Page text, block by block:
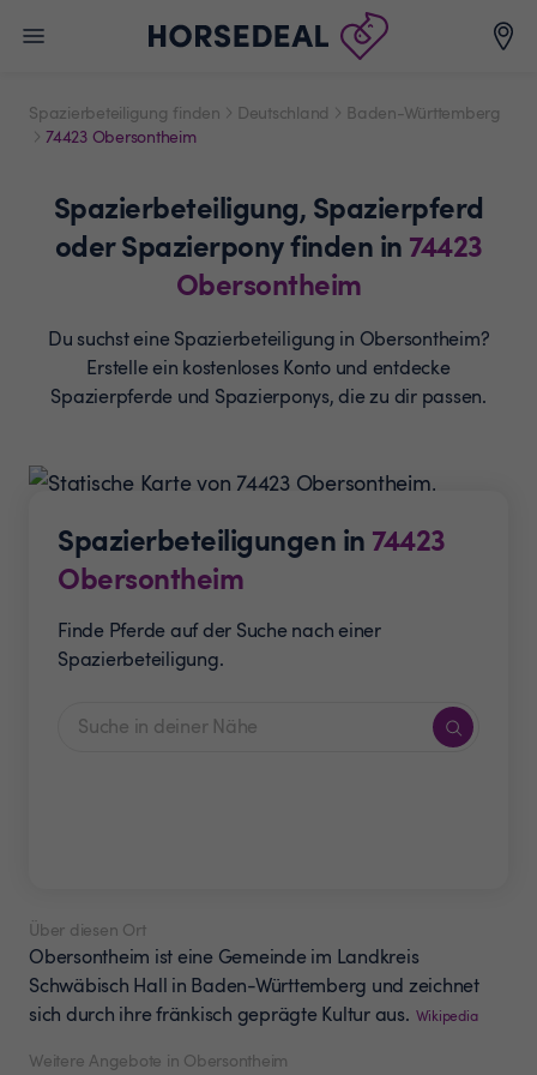
Spazierbeteiligung finden Deutschland
Baden-Württemberg
74423 Obersontheim
Spazierbeteiligung, Spazierpferd
oder Spazierponyfinden in 74423
Obersontheim
Du suchst eine Spazierbeteiligung in Obersontheim?
Erstelle ein kostenloses Konto und entdecke
Spazierpferde und Spazierponys, die zu dir passen.
Spazierbeteiligungen in 74423
Obersontheim
Finde Pferde auf der Suche nach einer
Spazierbeteiligung.
Weitere Angebote in Obersontheim
Über diesen Ort
Obersontheim ist eine Gemeinde im Landkreis
Schwäbisch Hall in Baden-Württemberg und zeichnet
sich durch ihre fränkisch geprägte Kultur aus. Wikipedia